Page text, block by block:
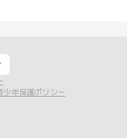
少年保護ポリシー